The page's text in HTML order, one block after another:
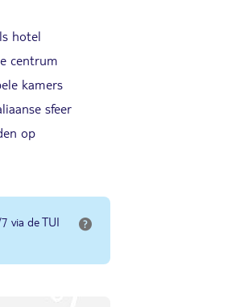
hotel
centrum
kamers
sfeer
op
via de TUI